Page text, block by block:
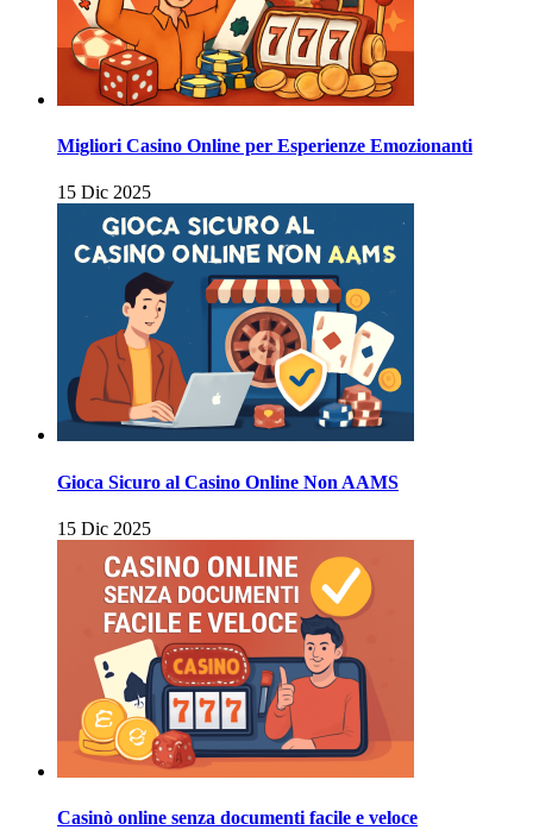
Migliori Casino Online per Esperienze Emozionanti
15 Dic 2025
Gioca Sicuro al Casino Online Non AAMS
15 Dic 2025
Casinò online senza documenti facile e veloce